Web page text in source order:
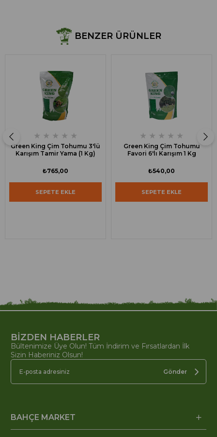
BENZER ÜRÜNLER
★ ★ ★ ★ ★
Green King Çim Tohumu 3'lü
Karışım Tamir Yama (1 Kg)
₺765,00
SEPETE EKLE
★ ★ ★ ★ ★
Green King Çim Tohumu
Favori 6'lı Karışım 1 Kg
₺540,00
SEPETE EKLE
BİZDEN HABERLER
Bültenimize Üye Olun! Tüm İndirim ve Fırsatlardan İlk
Sizin Haberiniz Olsun!
Gönder
BAHÇE MARKET